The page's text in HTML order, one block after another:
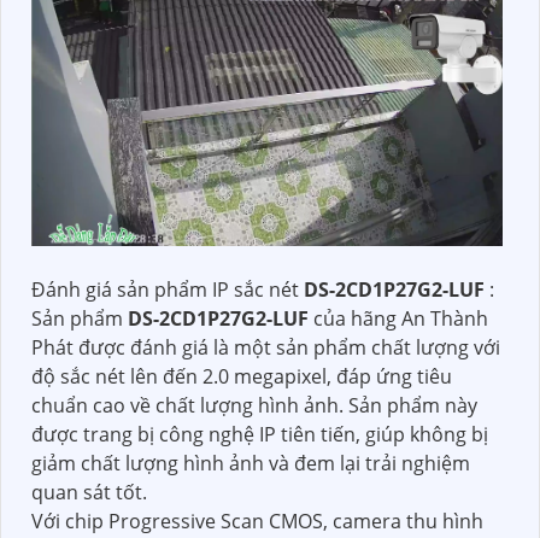
Đánh giá sản phẩm IP sắc nét DS-2CD1P27G2-LUF :
Sản phẩm DS-2CD1P27G2-LUF của hãng An Thành
Phát được đánh giá là một sản phẩm chất lượng với
độ sắc nét lên đến 2.0 megapixel, đáp ứng tiêu
chuẩn cao về chất lượng hình ảnh. Sản phẩm này
được trang bị công nghệ IP tiên tiến, giúp không bị
giảm chất lượng hình ảnh và đem lại trải nghiệm
quan sát tốt.
Với chip Progressive Scan CMOS, camera thu hình